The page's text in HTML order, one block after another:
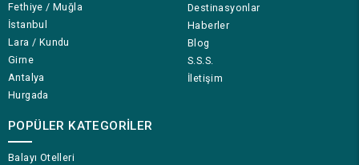
Fethiye / Muğla
İstanbul
Lara / Kundu
Girne
Antalya
Hurgada
POPÜLER KATEGORILER
Balayı Otelleri
Destinasyonlar
Haberler
Blog
S.S.S.
İletişim